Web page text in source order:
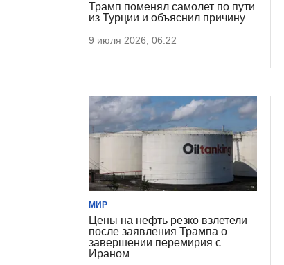
Трамп поменял самолет по пути
из Турции и объяснил причину
9 июля 2026, 06:22
МИР
Цены на нефть резко взлетели
после заявления Трампа о
завершении перемирия с
Ираном